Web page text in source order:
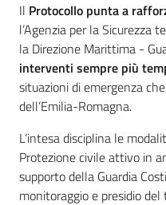
Il Protocollo punta a
l’Agenzia per la Sicurezza
la Direzione Marittima -
interventi sempre più
situazioni di emergenza
dell’Emilia-Romagna.
L’intesa disciplina le
Protezione civile attivo in
supporto della Guardia
monitoraggio e presidio